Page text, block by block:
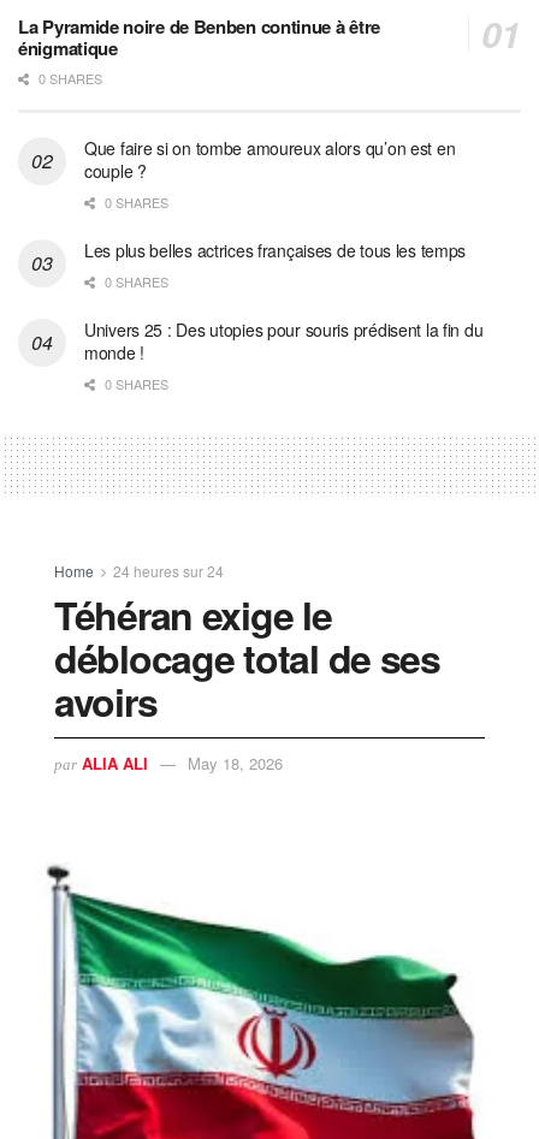
La Pyramide noire de Benben continue à être
énigmatique
0 SHARES
Que faire si on tombe amoureux alors qu’on est en
couple ?
0 SHARES
Les plus belles actrices françaises de tous les temps
0 SHARES
Univers 25 : Des utopies pour souris prédisent la fin du
monde !
0 SHARES
Home 24 heures sur 24
Téhéran exige le
déblocage total de ses
avoirs
par ALIA ALI May 18, 2026